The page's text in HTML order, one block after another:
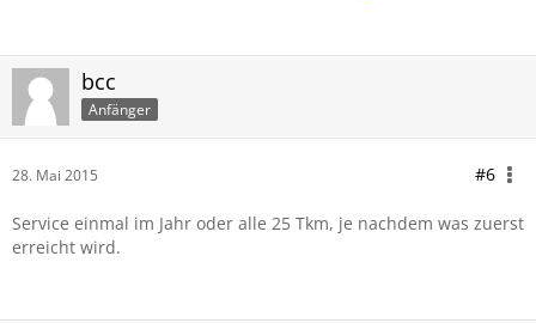
bcc
Anfänger
28. Mai 2015 #6
Service einmal im Jahr oder alle 25 Tkm, je nachdem was zuerst
erreicht wird.